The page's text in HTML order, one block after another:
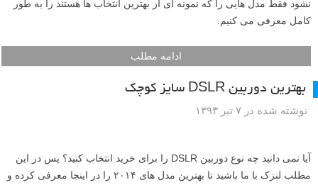
نشود فقط مدل هایی را که نمونه ای از بهترین انتخاب ها هستند را به طور
کامل معرفی می کنیم.
ادامه مطلب
بهترین دوربین DSLR سایز کوچک
نوشته شده در ۷ تیر ۱۳۹۳
آیا نمی دانید چه نوع دوربین DSLR را برای خرید انتخاب کنید؟ پس در این
مطلب لنزک با ما باشید تا بهترین مدل های ۲۰۱۴ را در اینجا معرفی کرده و